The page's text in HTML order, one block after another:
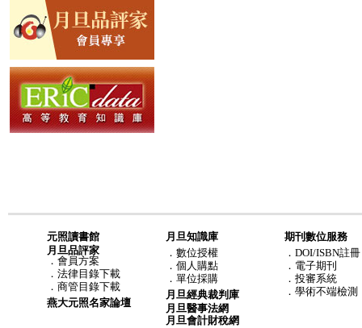
元照讀書館
月旦品評家
． 會員方案
． 法律目錄下載
． 商管目錄下載
燕大元照名家論壇
月旦知識庫
． 數位授權
． 個人購點
． 單位採購
月旦經典裁判庫
月旦醫事法網
月旦會計財稅網
期刊數位服務
．DOI/ISBN註冊
．電子期刊
．投審系統
．學術不端檢測